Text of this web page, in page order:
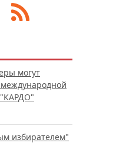
могут
международной
избирателем"